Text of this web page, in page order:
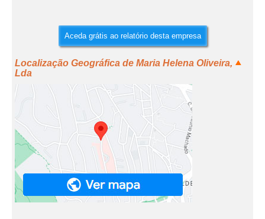
Aceda grátis ao relatório desta empresa
Localização Geográfica de Maria Helena Oliveira,
Lda